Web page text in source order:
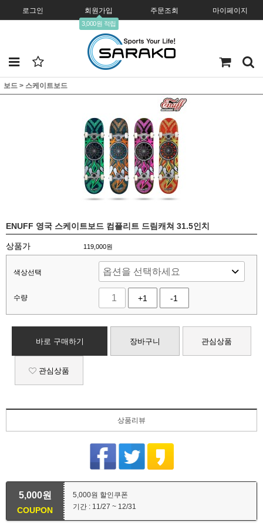
로그인 회원가입
3,000원 적립
주문조회 마이페이지
보드 > 스케이트보드
ENUFF 영국 스케이트보드 컴플리트 드림캐쳐 31.5인치
상품가 119,000원
색상선택
수량 +1 -1
바로 구매하기 장바구니 관심상품
관심상품
상품리뷰
5,000원
COUPON
5,000원 할인쿠폰
기간 : 11/27 ~ 12/31